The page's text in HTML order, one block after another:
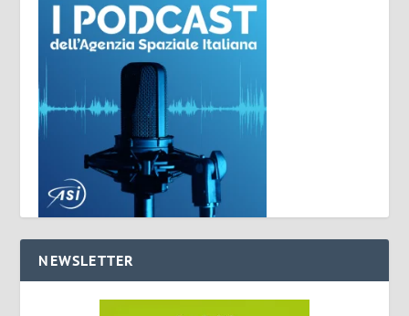
NEWSLETTER